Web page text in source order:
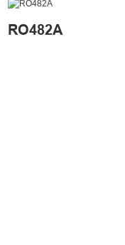
RO482A